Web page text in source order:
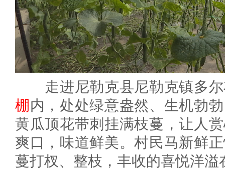
走进尼勒克县尼勒克镇多尔
棚 内，处处绿意盎然、生机勃
黄瓜顶花带刺挂满枝蔓，让人
爽口，味道鲜美。村民马新鲜
蔓打杈、整枝，丰收的喜悦洋溢